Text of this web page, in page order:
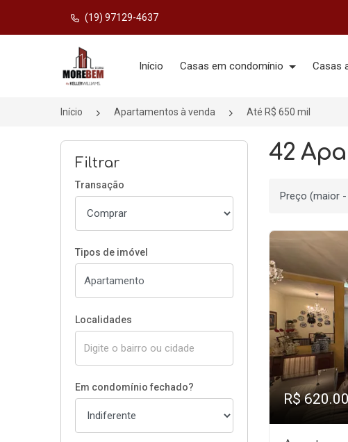
(19) 97129-4637
Página inicial
Início Casas em condomínio Casas
Início Apartamentos à venda Até R$ 650 mil
Filtrar
Transação
Tipos de imóvel
Localidades
Em condomínio fechado?
42
Ordenar por
R$